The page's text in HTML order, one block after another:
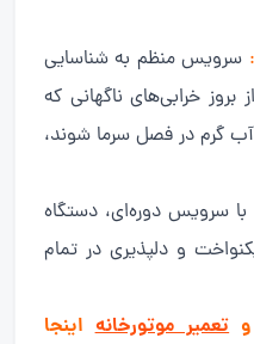
: سرویس منظم به شناسایی
خرابی‌های ناگهانی که
گرم در فصل سرما شوند،
سرویس دوره‌ای، دستگاه
و دلپذیری در تمام
وتعمیر موتورخانهاینجا